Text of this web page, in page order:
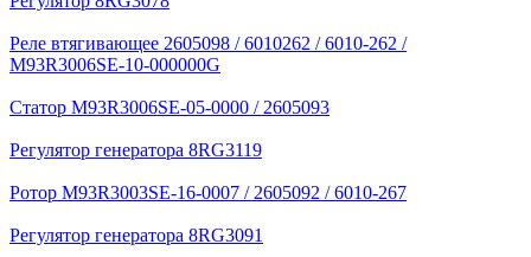
Реле втягивающее 2605098 / 6010262 / 6010-262 /
M93R3006SE-10-000000G
Статор M93R3006SE-05-0000 / 2605093
Регулятор генератора 8RG3119
Ротор M93R3003SE-16-0007 / 2605092 / 6010-267
Регулятор генератора 8RG3091